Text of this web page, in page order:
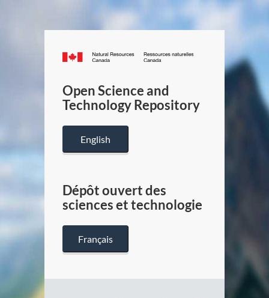
Canada.ca
/
Canada
Open Science and
Technology Repository
English
Dépôt ouvert des
sciences et technologie
Français